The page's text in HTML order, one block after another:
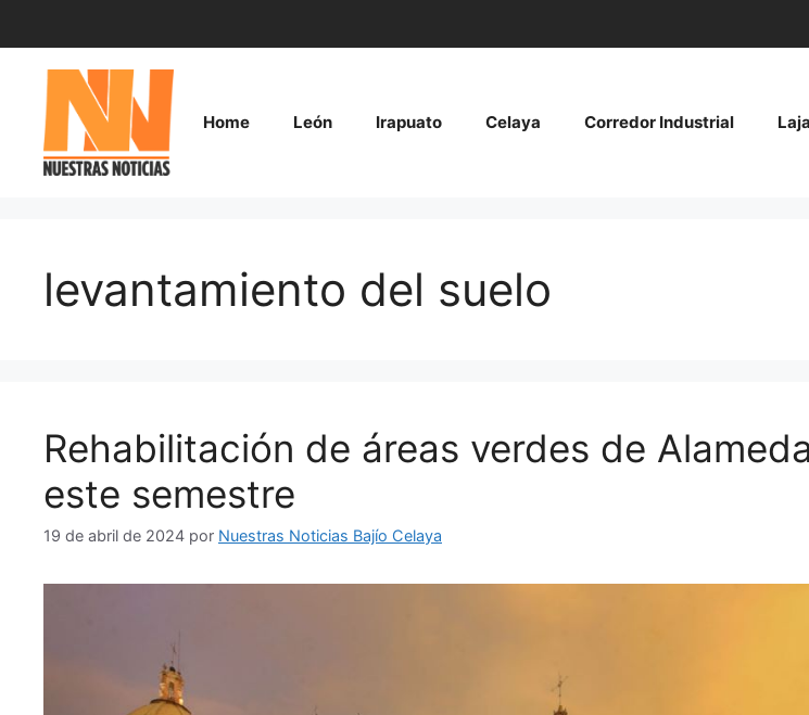
contenido
Home León Irapuato Celaya Corredor Industrial
levantamiento del suelo
Rehabilitación de áreas verdes de
este semestre
19 de abril de 2024 por Nuestras Noticias Bajío Celaya